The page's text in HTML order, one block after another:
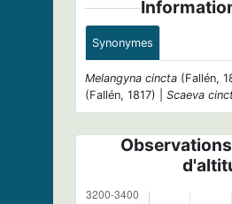
Synonymes
Melangyna cincta (Fallén,
(Fallén, 1817) | Scaeva